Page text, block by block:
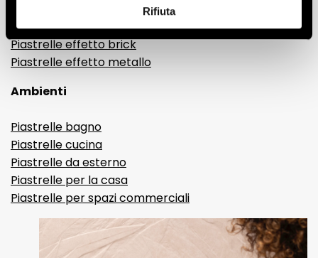
Rifiuta
Piastrelle decorative
Piastrelle effetto brick
Piastrelle effetto metallo
Ambienti
Piastrelle bagno
Piastrelle cucina
Piastrelle da esterno
Piastrelle per la casa
Piastrelle per spazi commerciali